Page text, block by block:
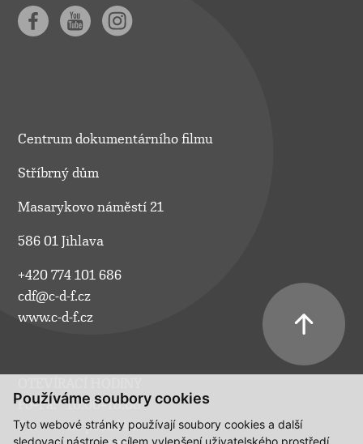
Používáme soubory cookies
Tyto webové stránky používají soubory cookies a další
sledovací nástroje s cílem vylepšení uživatelského prostředí,
Centrum dokumentárního filmu
Stříbrný dům
Masarykovo náměstí 21
586 01 Jihlava
+420 774 101 686
cdf@c-d-f.cz
www.c-d-f.cz
Po–Pá:
10.00–18.00
So:
na požádání